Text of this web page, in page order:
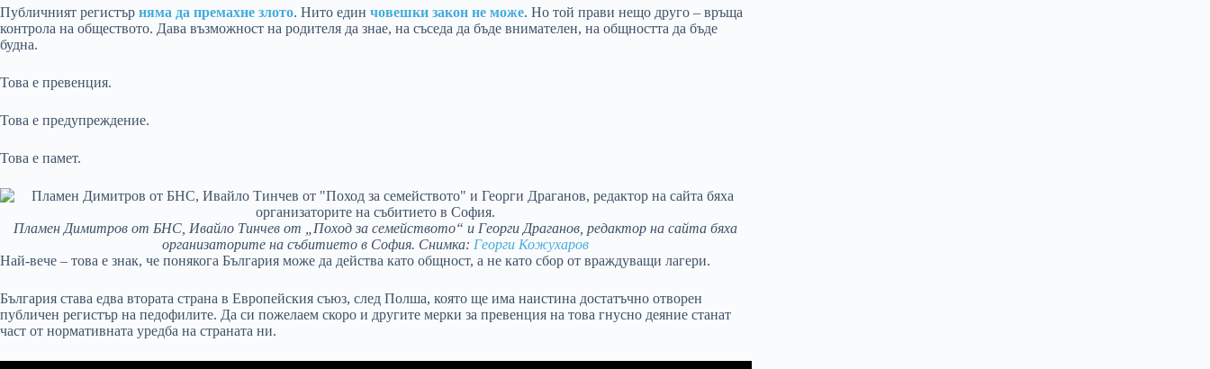
Публичният регистър няма да премахне злото. Нито един човешки закон не може. Но той прави нещо друго – връща
контрола на обществото. Дава възможност на родителя да знае, на съседа да бъде внимателен, на общността да бъде
будна.
Това е превенция.
Това е предупреждение.
Това е памет.
Пламен Димитров от БНС, Ивайло Тинчев от „Поход за семейството“ и Георги Драганов, редактор на сайта бяха
организаторите на събитието в София. Снимка: Георги Кожухаров
Най-вече – това е знак, че понякога България може да действа като общност, а не като сбор от враждуващи лагери.
България става едва втората страна в Европейския съюз, след Полша, която ще има наистина достатъчно отворен
публичен регистър на педофилите. Да си пожелаем скоро и другите мерки за превенция на това гнусно деяние станат
част от нормативната уредба на страната ни.